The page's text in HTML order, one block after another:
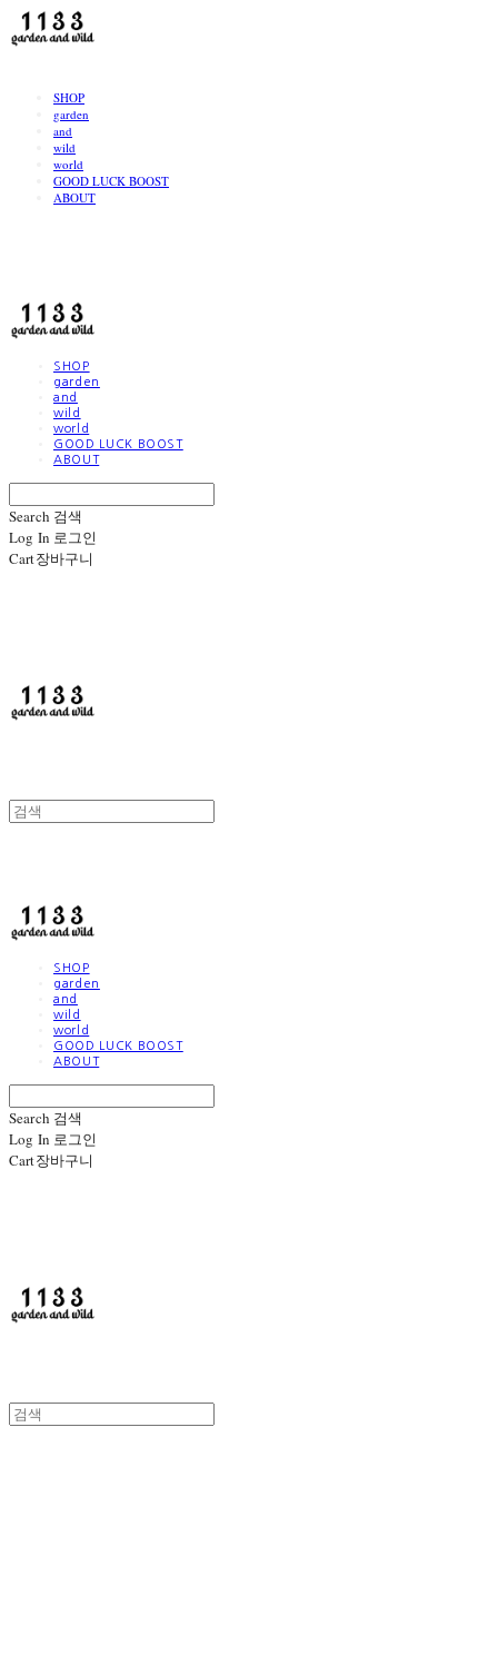
SHOP
garden
and
wild
world
GOOD LUCK BOOST
ABOUT
SHOP
garden
and
wild
world
GOOD LUCK BOOST
ABOUT
Search 검색
Log In 로그인
Cart장바구니
SHOP
garden
and
wild
world
GOOD LUCK BOOST
ABOUT
Search 검색
Log In 로그인
Cart장바구니